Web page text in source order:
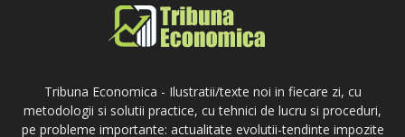
Tribuna Economica - Ilustratii/texte noi in fiecare zi, cu
metodologii si solutii practice, cu tehnici de lucru si proceduri,
pe probleme importante: actualitate evolutii-tendinte impozite